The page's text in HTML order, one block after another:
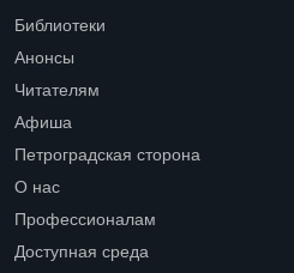
Библиотеки
Анонсы
Читателям
Афиша
Петроградская сторона
О нас
Профессионалам
Доступная среда